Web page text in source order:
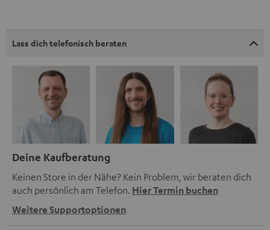
Lass dich telefonisch beraten
Deine Kaufberatung
Keinen Store in der Nähe? Kein Problem, wir beraten dich
auch persönlich am Telefon. Hier Termin buchen
Weitere Supportoptionen